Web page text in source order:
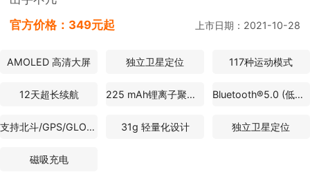
官方价格： 349元起 上市日期：2021-10-28
AMOLED 高清大屏 独立卫星定位 117种运动模式
12天超长续航 225 mAh锂离子聚合物电池 Bluetooth®5.0 (低功耗蓝牙)
支持北斗/GPS/GLONASS/GALILEO 31g 轻量化设计 独立卫星定位
磁吸充电